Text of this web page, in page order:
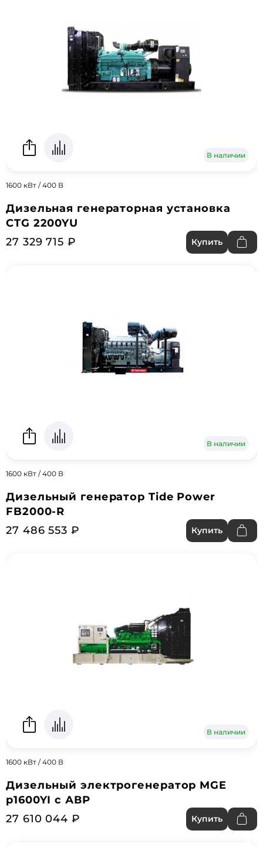
В наличии
1600 кВт / 400 В
Дизельная генераторная установка
CTG 2200YU
27 329 715 ₽
Купить
В наличии
1600 кВт / 400 В
Дизельный генератор Tide Power
FB2000-R
27 486 553 ₽
Купить
В наличии
1600 кВт / 400 В
Дизельный электрогенератор MGE
p1600YI с АВР
27 610 044 ₽
Купить